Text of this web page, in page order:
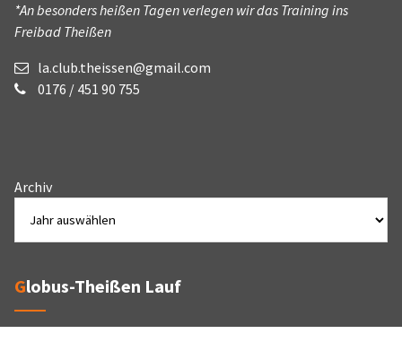
*An besonders heißen Tagen verlegen wir das Training ins
Freibad Theißen
la.club.theissen@gmail.com
0176 / 451 90 755
Archiv
Globus-Theißen Lauf